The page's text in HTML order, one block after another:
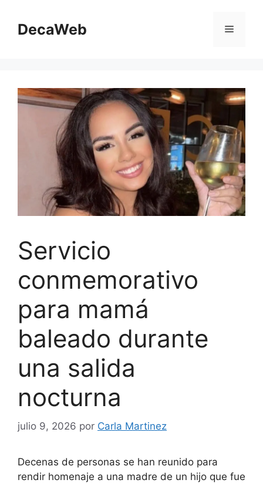
contenido
DecaWeb Menú
Servicio
conmemorativo
para mamá
baleado durante
una salida
nocturna
julio 9, 2026 por Carla Martinez
Decenas de personas se han reunido para
rendir homenaje a una madre de un hijo que fue